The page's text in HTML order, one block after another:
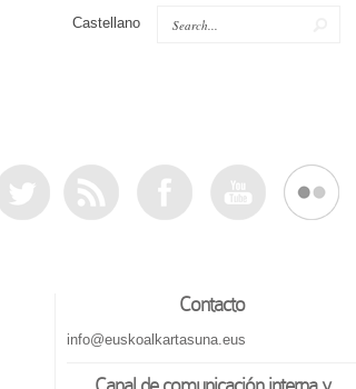
Castellano
Contacto
info@euskoalkartasuna.eus